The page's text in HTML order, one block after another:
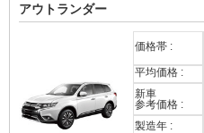
アウトランダー
価格帯 :
平均価格 :
新車
参考価格 :
製造年 :